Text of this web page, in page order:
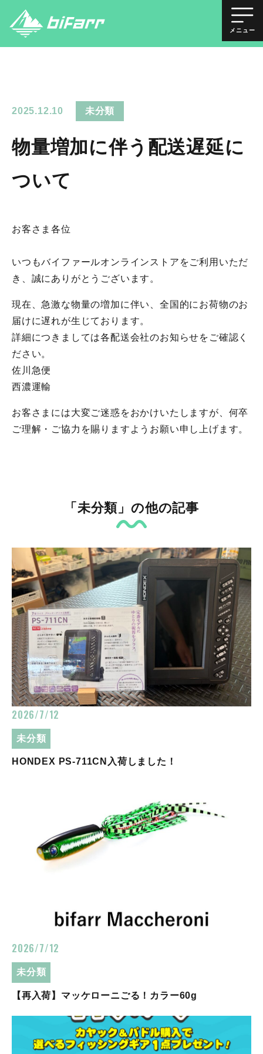
メニュー
2025.12.10 未分類
物量増加に伴う配送遅延に
ついて
お客さま各位
いつもバイファールオンラインストアをご利用いただ
き、誠にありがとうございます。
現在、急激な物量の増加に伴い、全国的にお荷物のお
届けに遅れが生じております。
詳細につきましては各配送会社のお知らせをご確認く
ださい。
佐川急便
西濃運輸
お客さまには大変ご迷惑をおかけいたしますが、何卒
ご理解・ご協力を賜りますようお願い申し上げます。
「未分類」の他の記事
2026/7/12
未分類
HONDEX PS-711CN入荷しました！
2026/7/12
未分類
【再入荷】マッケローニごる！カラー60g